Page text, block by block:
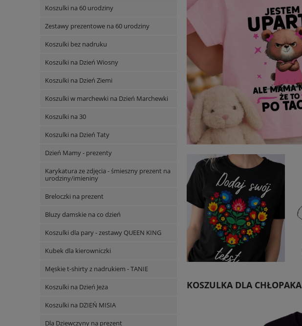
Koszulki na 60 urodziny
Zestawy prezentowe na 60 urodziny
Koszulki bez nadruku
Koszulki na Dzień Wiosny
Koszulki na Dzień Ziemi
Koszulki w marchewki na Dzień Marchewki
Koszulki na 30
Koszulki na Dzień Taty
Dzień Mamy - prezenty
Karykatura ze zdjęcia - śmieszny prezent na
urodziny/imieniny
Breloczki na prezent
Bluzy damskie na co dzień
Koszulki dla pary - zestawy QUEEN KING
Kubek dla kierowniczki
Męskie t-shirty z nadrukiem - TANIE
Koszulki na Dzień Jeża
Koszulki na DZIEŃ MISIA
Dla Dziewczyny na prezent
KOSZULKA DLA CHŁOPAKA